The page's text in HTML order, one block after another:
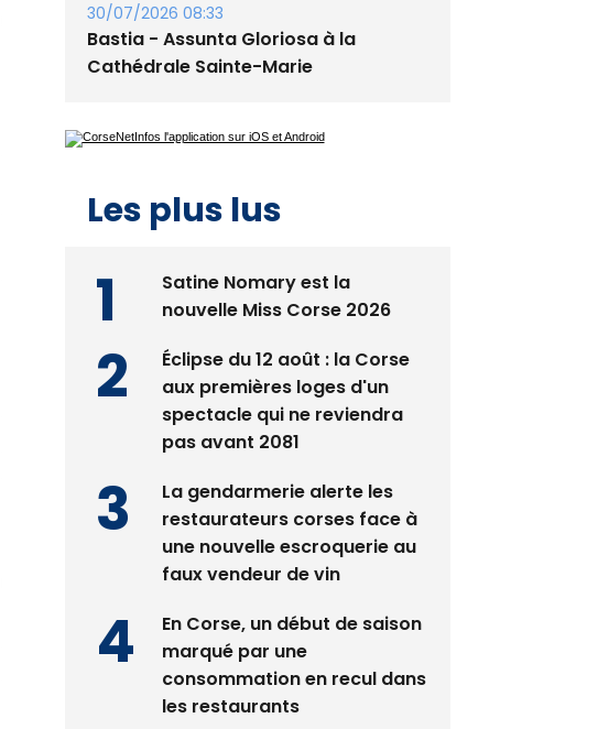
30/07/2026 08:33
Bastia - Assunta Gloriosa à la
Cathédrale Sainte-Marie
Les plus lus
Satine Nomary est la
nouvelle Miss Corse 2026
Éclipse du 12 août : la Corse
aux premières loges d'un
spectacle qui ne reviendra
pas avant 2081
La gendarmerie alerte les
restaurateurs corses face à
une nouvelle escroquerie au
faux vendeur de vin
En Corse, un début de saison
marqué par une
consommation en recul dans
les restaurants